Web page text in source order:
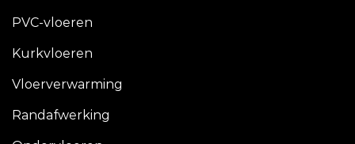
PVC-vloeren
Kurkvloeren
Vloerverwarming
Randafwerking